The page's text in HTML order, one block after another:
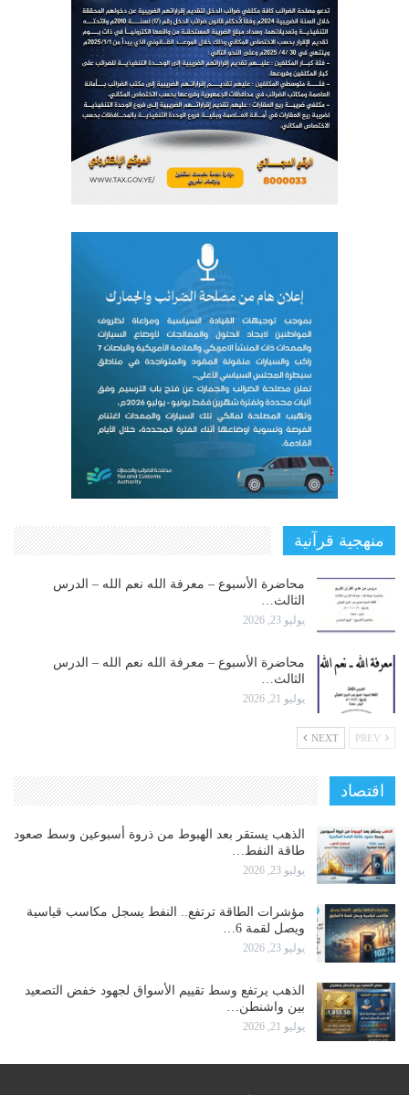
منهجية قرآنية
محاضرة الأسبوع – معرفة الله نعم الله – الدرس
الثالث…
يوليو 23, 2026
محاضرة الأسبوع – معرفة الله نعم الله – الدرس
الثالث…
يوليو 21, 2026
NEXT
اقتصاد
الذهب يستقر بعد الهبوط من ذروة أسبوعين وسط صعود
طاقة النفط…
يوليو 23, 2026
مؤشرات الطاقة ترتفع.. النفط يسجل مكاسب قياسية
ويصل لقمة 6…
يوليو 23, 2026
الذهب يرتفع وسط تقييم الأسواق لجهود خفض التصعيد
بين واشنطن…
يوليو 21, 2026